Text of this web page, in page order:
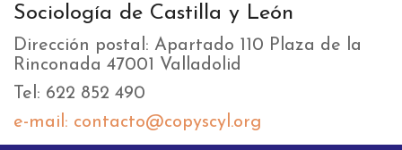
Sociología de Castilla y León
Dirección postal: Apartado 110 Plaza de la
Rinconada 47001 Valladolid
Tel: 622 852 490
e-mail: contacto@copyscyl.org